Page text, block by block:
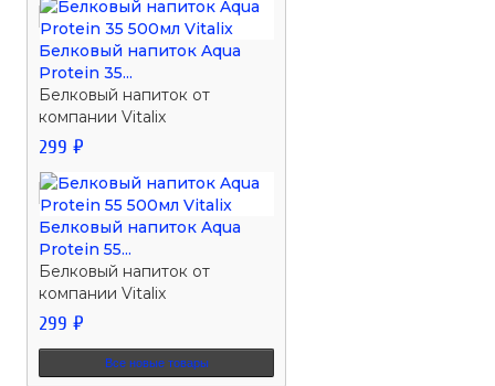
Белковый напиток Aqua
Protein 35...
Белковый напиток от
компании Vitalix
299 ₽
Белковый напиток Aqua
Protein 55...
Белковый напиток от
компании Vitalix
299 ₽
Все новые товары